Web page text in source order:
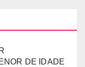
DE IDADE